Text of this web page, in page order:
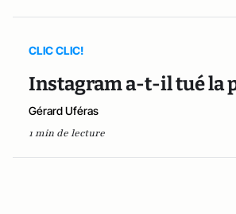
CLIC CLIC!
Instagram a-t-il tué la
Gérard Uféras
1 min de lecture